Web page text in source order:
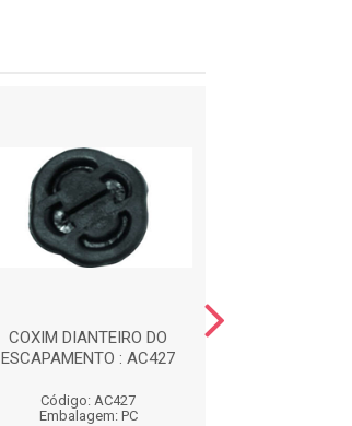
COXIM DIANTEIRO DO
ESCAPAMENTO : AC427
Código: AC427
Embalagem: PC